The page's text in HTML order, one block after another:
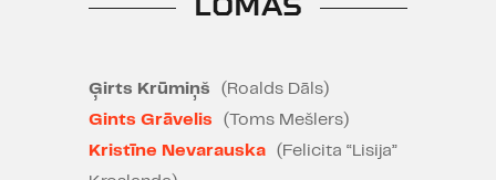
atdzīvina cilvēciskums, attiecību
Rute Priedulāja, "Kroders.lv"
02.02.2026.
Ģirts Krūmiņš
(Roalds Dāls)
Gints Grāvelis
(Toms Mešlers)
Kristīne Nevarauska
(Felicita “Lisija”